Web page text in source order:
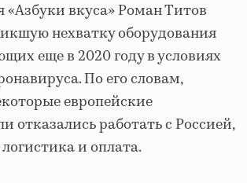
«Азбуки вкуса» Роман Титов
нехватку оборудования
еще в 2020 году в условиях
По его словам,
европейские
отказались работать с Россией,
и оплата.